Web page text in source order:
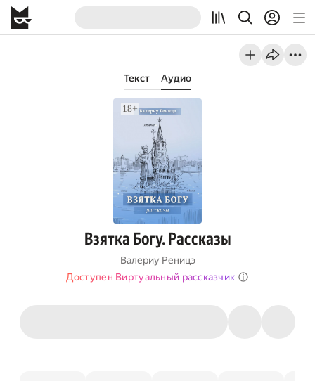
Текст Аудио
Взятка Богу. Рассказы
Валериу Реницэ
Доступен Виртуальный рассказчик